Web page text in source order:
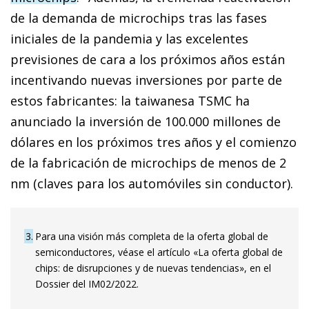
de la demanda de microchips tras las fases
iniciales de la pandemia y las excelentes
previsiones de cara a los próximos años están
incentivando nuevas inversiones por parte de
estos fabricantes: la taiwanesa TSMC ha
anunciado la inversión de 100.000 millones de
dólares en los próximos tres años y el comienzo
de la fabricación de microchips de menos de 2
nm (claves para los automóviles sin conductor).
3 Para una visión más completa de la oferta global de
semiconductores, véase el artículo «La oferta global de
chips: de disrupciones y de nuevas tendencias», en el
Dossier del IM02/2022.